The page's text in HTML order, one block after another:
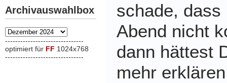
Archivauswahlbox
Archivauswahlbox
-------------------------------
optimiert für FF 1024x768
-------------------------------
schade,
Abend nicht
dann hättest
mehr